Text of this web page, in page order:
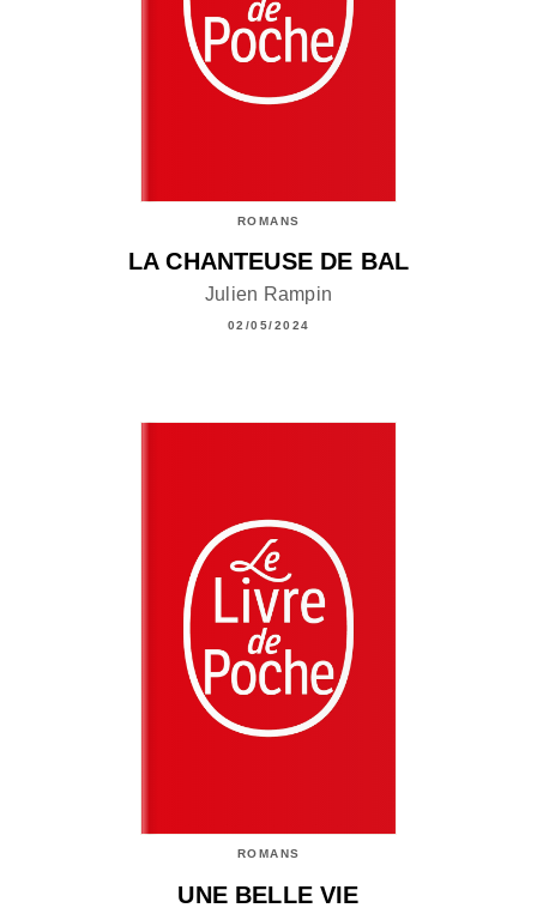
ROMANS
LA CHANTEUSE DE BAL
Julien Rampin
02/05/2024
ROMANS
UNE BELLE VIE